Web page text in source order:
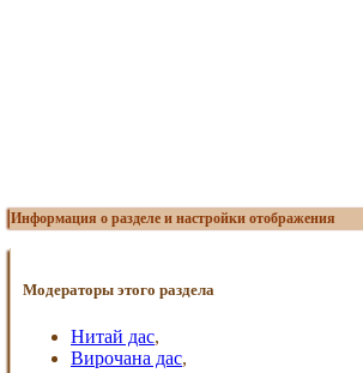
Информация о разделе и настройки отображения
Модераторы этого раздела
Нитай дас,
Вирочана дас,